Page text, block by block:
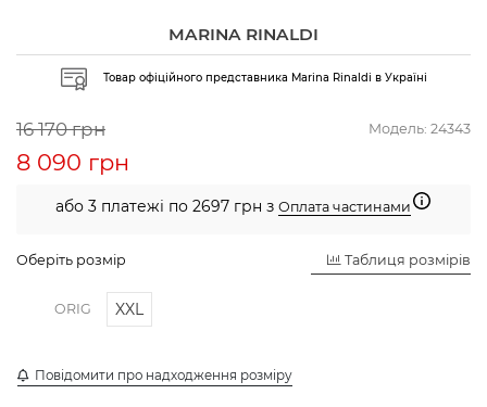
MARINA RINALDI
Товар офіційного представника Marina Rinaldi в Україні
Модель: 24343
16 170 грн
8 090 грн
або 3 платежі по 2697 грн з Оплата частинами
Оберіть розмір Таблиця розмірів
ORIG XXL
Повідомити про надходження розміру